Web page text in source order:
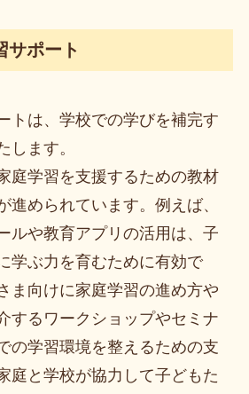
サポート
トは、学校での学びを補完す
します。
庭学習を支援するための教材
進められています。例えば、
ルや教育アプリの活用は、子
学ぶ力を育むために有効で
ま向けに家庭学習の進め方や
するワークショップやセミナ
の学習環境を整えるための支
庭と学校が協力して子どもた